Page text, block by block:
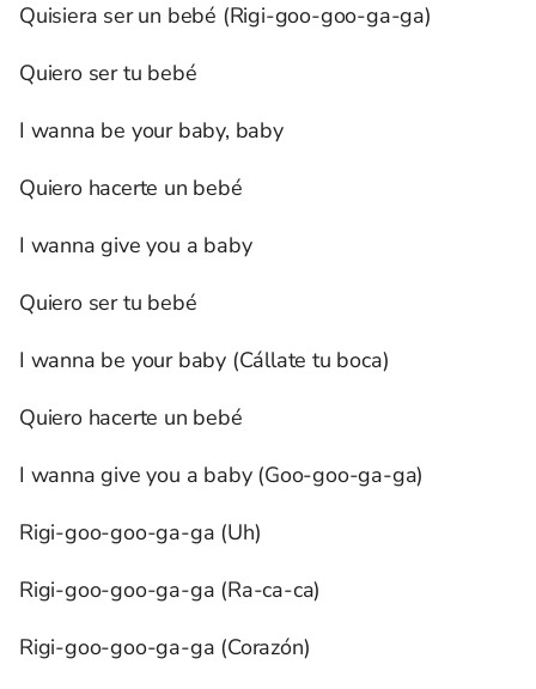
Quisiera ser un bebé (Rigi-goo-goo-ga-ga)
Quiero ser tu bebé
I wanna be your baby, baby
Quiero hacerte un bebé
I wanna give you a baby
Quiero ser tu bebé
I wanna be your baby (Cállate tu boca)
Quiero hacerte un bebé
I wanna give you a baby (Goo-goo-ga-ga)
Rigi-goo-goo-ga-ga (Uh)
Rigi-goo-goo-ga-ga (Ra-ca-ca)
Rigi-goo-goo-ga-ga (Corazón)